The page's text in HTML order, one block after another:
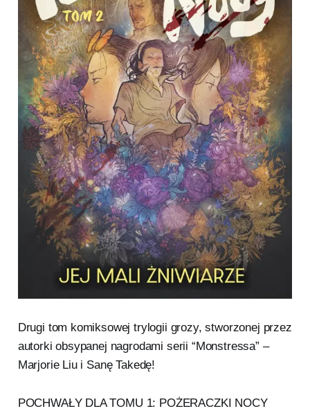
Drugi tom komiksowej trylogii grozy, stworzonej przez
autorki obsypanej nagrodami serii “Monstressa” –
Marjorie Liu i Sanę Takedę!
POCHWAŁY DLA TOMU 1: POŻERACZKI NOCY